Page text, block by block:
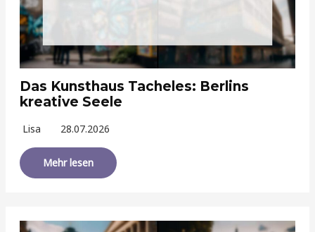
Das Kunsthaus Tacheles: Berlins
kreative Seele
Lisa 28.07.2026
Mehr lesen